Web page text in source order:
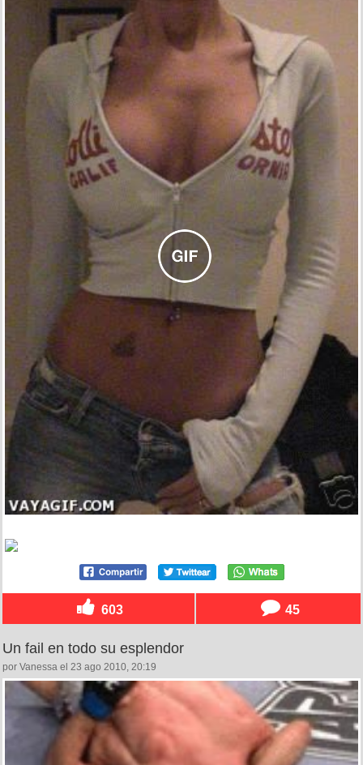
603 45
Un fail en todo su esplendor
por Vanessa el 23 ago 2010, 20:19